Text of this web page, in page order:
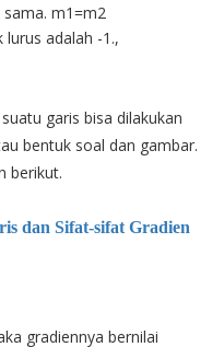
m1=m2
lurus adalah -1.,
garis bisa dilakukan
bentuk soal dan gambar.
berikut.
dan Sifat-sifat Gradien
gradiennya bernilai